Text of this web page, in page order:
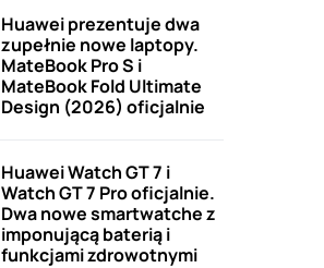
Huawei prezentuje dwa
zupełnie nowe laptopy.
MateBook Pro S i
MateBook Fold Ultimate
Design (2026) oficjalnie
Huawei Watch GT 7 i
Watch GT 7 Pro oficjalnie.
Dwa nowe smartwatche z
imponującą baterią i
funkcjami zdrowotnymi